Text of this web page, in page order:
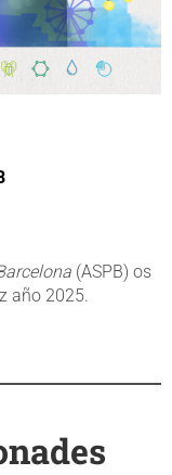
(ASPB) os
año 2025.